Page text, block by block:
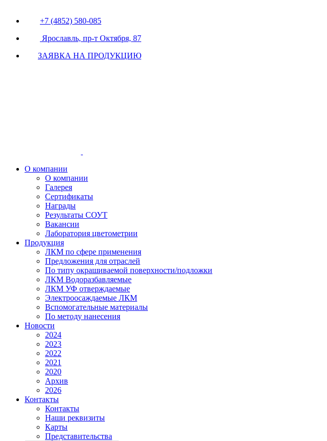
+7 (4852) 580-085
Ярославль, пр-т Октября, 87
ЗАЯВКА НА ПРОДУКЦИЮ
О компании
О компании
Галерея
Сертификаты
Награды
Результаты СОУТ
Вакансии
Лаборатория цветометрии
Продукция
ЛКМ по сфере применения
Предложения для отраслей
По типу окрашиваемой поверхности/подложки
ЛКМ Водоразбавляемые
ЛКМ УФ отверждаемые
Электроосаждаемые ЛКМ
Вспомогательные материалы
По методу нанесения
Новости
2024
2023
2022
2021
2020
Архив
2026
Контакты
Контакты
Наши реквизиты
Карты
Представительства